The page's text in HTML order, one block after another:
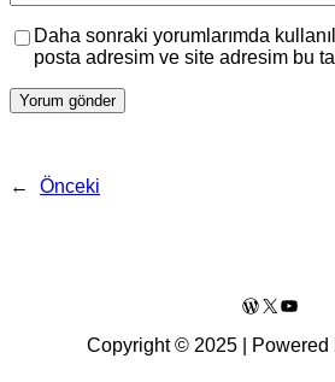
Daha sonraki yorumlarımda
posta adresim ve site adresim bu
← Önceki
WordPress
X
Copyright © 2025 | Powered